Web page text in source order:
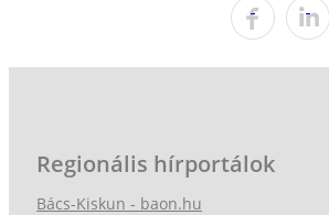
Regionális hírportálok
Bács-Kiskun - baon.hu